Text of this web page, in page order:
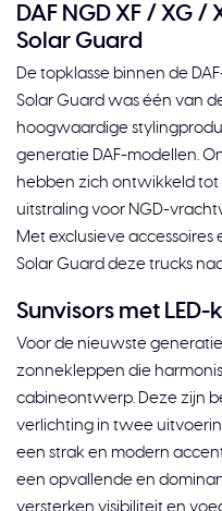
DAF NGD XF / XG
Solar Guard
De topklasse binnen de
Solar Guard was één van
hoogwaardige
generatie DAF-modellen.
hebben zich ontwikkeld
uitstraling voor NGD-
Met exclusieve
Solar Guard deze trucks
Sunvisors met LED-
Voor de nieuwste generatie
zonnekleppen die
cabineontwerp. Deze zijn
verlichting in twee
een strak en modern
een opvallende en
versterken visibiliteit en